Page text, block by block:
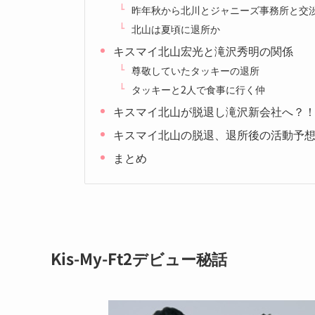
昨年秋から北川とジャニーズ事務所と交
北山は夏頃に退所か
キスマイ北山宏光と滝沢秀明の関係
尊敬していたタッキーの退所
タッキーと2人で食事に行く仲
キスマイ北山が脱退し滝沢新会社へ？！
キスマイ北山の脱退、退所後の活動予想
まとめ
Kis-My-Ft2デビュー秘話